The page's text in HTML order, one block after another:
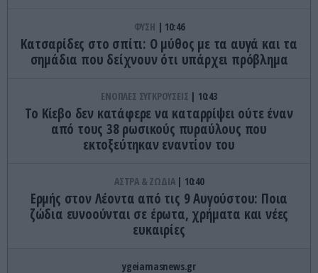
ΦΥΣΗ 10:46
Κατσαρίδες στο σπίτι: Ο μύθος με τα αυγά και τα
σημάδια που δείχνουν ότι υπάρχει πρόβλημα
ΕΝΟΠΛΕΣ ΣΥΓΚΡΟΥΣΕΙΣ 10:43
Το Κίεβο δεν κατάφερε να καταρρίψει ούτε έναν
από τους 38 ρωσικούς πυραύλους που
εκτοξεύτηκαν εναντίον του
ΑΣΤΡΑ & ΖΩΔΙΑ 10:40
Ερμής στον Λέοντα από τις 9 Αυγούστου: Ποια
ζώδια ευνοούνται σε έρωτα, χρήματα και νέες
ευκαιρίες
ygeiamasnews.gr